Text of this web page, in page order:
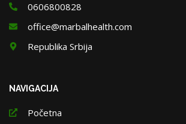
0606800828
office@marbalhealth.com
Republika Srbija
NAVIGACIJA
Početna